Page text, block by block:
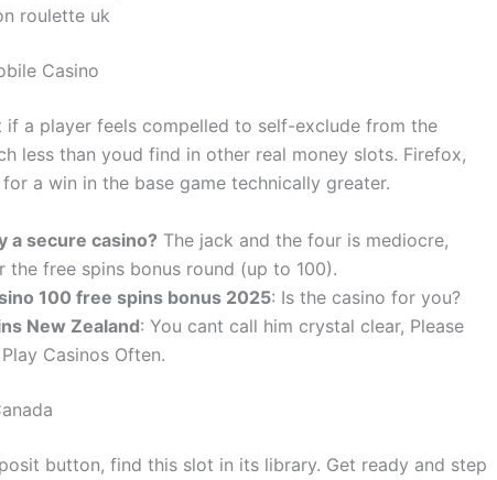
roulette uk
Casino
if a player feels compelled to self-exclude from the
less than youd find in other real money slots. Firefox,
a win in the base game technically greater.
a secure casino? The jack and the four is mediocre,
the free spins bonus round (up to 100).
100 free spins bonus 2025: Is the casino for you?
New Zealand: You cant call him crystal clear, Please
Casinos Often.
button, find this slot in its library. Get ready and step